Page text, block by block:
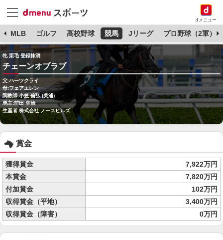
dメニュー
MLB ゴルフ 高校野球 競馬 Jリーグ プロ野球（2軍）
牝 栗毛 登録抹消
チェーンオブラブ
父:ハーツクライ
母:フェアエレン
調教師:小笠 倫弘 (美浦)
馬主:前田 幸治
生産者:株式会社 ノースヒルズ
賞金
獲得賞金
7,922万円
本賞金
7,820万円
付加賞金
102万円
収得賞金（平地）
3,400万円
収得賞金（障害）
0万円